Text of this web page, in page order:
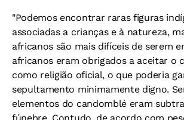
"Podemos encontrar raras figuras
associadas a crianças e à natureza,
africanos são mais difíceis de serem
africanos eram obrigados a aceitar o
como religião oficial, o que poderia
sepultamento minimamente digno.
elementos do candomblé eram